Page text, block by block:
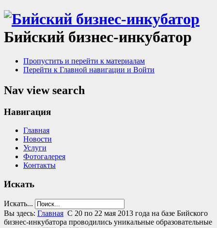
Бийский бизнес-инкубатор
Пропустить и перейти к материалам
Перейти к Главной навигации и Войти
Nav view search
Навигация
Главная
Новости
Услуги
Фотогалерея
Контакты
Искать
Искать...
Вы здесь: Главная С 20 по 22 мая 2013 года на базе Бийского
бизнес-инкубатора проводились уникальные образовательные